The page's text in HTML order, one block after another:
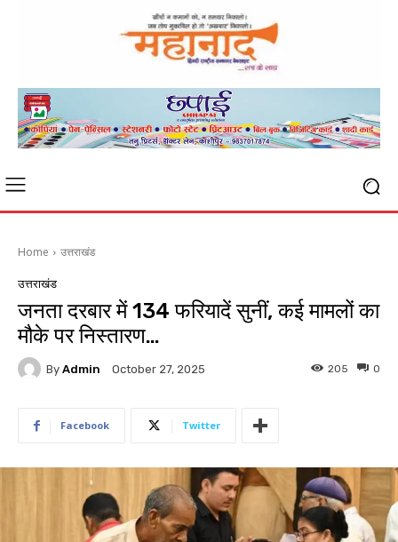
Home उत्तराखंड
उत्तराखंड
जनता दरबार में 134 फरियादें सुनीं, कई मामलों का
मौके पर निस्तारण…
By Admin October 27, 2025 0
205
Facebook Twitter